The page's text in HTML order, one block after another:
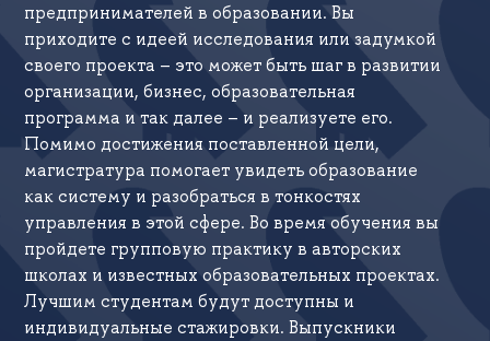
предпринимателей в образовании. Вы
приходите с идеей исследования или задумкой
своего проекта – это может быть шаг в развитии
организации, бизнес, образовательная
программа и так далее – и реализуете его.
Помимо достижения поставленной цели,
магистратура помогает увидеть образование
как систему и разобраться в тонкостях
управления в этой сфере. Во время обучения вы
пройдете групповую практику в авторских
школах и известных образовательных проектах.
Лучшим студентам будут доступны и
индивидуальные стажировки. Выпускники